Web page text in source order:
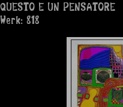
QUESTO E UN PENSATORE
Werk: 818